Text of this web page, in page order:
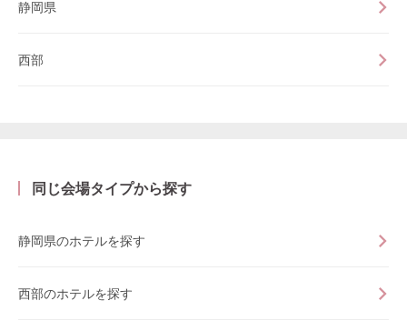
静岡県
西部
同じ会場タイプから探す
静岡県のホテルを探す
西部のホテルを探す